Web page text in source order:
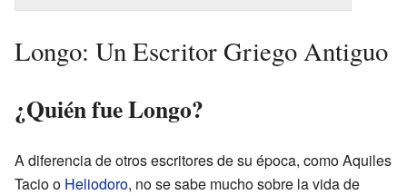
Longo: Un Escritor Griego Antiguo
¿Quién fue Longo?
A diferencia de otros escritores de su época, como Aquiles
Tacio o Heliodoro, no se sabe mucho sobre la vida de